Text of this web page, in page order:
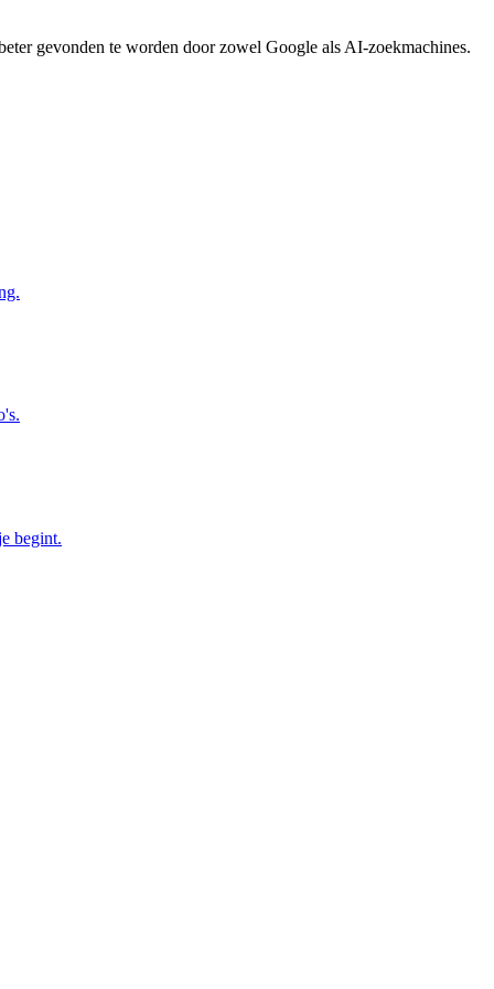
gevonden te worden door zowel Google als AI-zoekmachines.
begint.